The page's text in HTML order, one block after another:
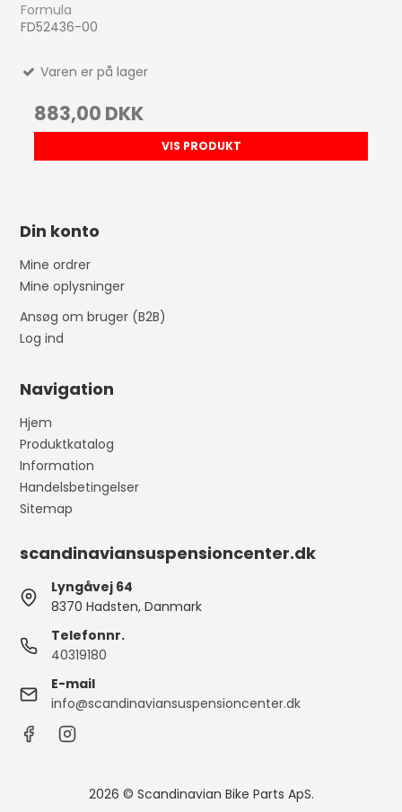
Formula
FD52436-00
Varen er på lager
883,00 DKK
VIS PRODUKT
Din konto
Mine ordrer
Mine oplysninger
Ansøg om bruger (B2B)
Log ind
Navigation
Hjem
Produktkatalog
Information
Handelsbetingelser
Sitemap
scandinaviansuspensioncenter.dk
Lyngåvej 64
8370 Hadsten, Danmark
Telefonnr.
40319180
E-mail
info@scandinaviansuspensioncenter.dk
2026 © Scandinavian Bike Parts ApS.